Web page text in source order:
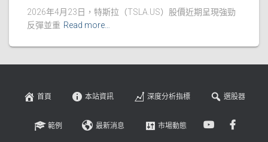
2026年4月23日，特斯拉（TSLA.US）股價近期呈現強勁
反彈並重 Read more…
首頁 本站資訊 深度分析指標 選股器
範例 最新消息 市場動態